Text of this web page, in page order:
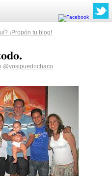
¡Propón tu blog!
@yosipuedochaco